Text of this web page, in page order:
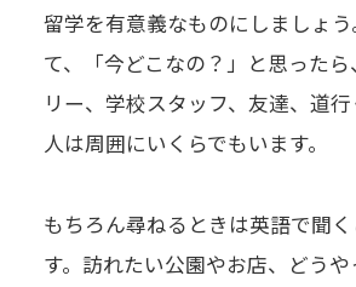
留学を有意義なものにしましょ
て、「今どこなの？」と思った
リー、学校スタッフ、友達、道
人は周囲にいくらでもいます。
もちろん尋ねるときは英語で聞
す。訪れたい公園やお店、どう